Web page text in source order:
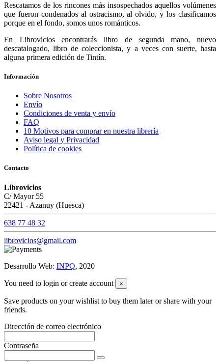
Rescatamos de los rincones más insospechados aquellos volúmenes
que fueron condenados al ostracismo, al olvido, y los clasificamos
porque en el fondo, somos unos románticos.
En Librovicios encontrarás libro de segunda mano, nuevo
descatalogado, libro de coleccionista, y a veces con suerte, hasta
alguna primera edición de Tintín.
Información
Sobre Nosotros
Envío
Condiciones de venta y envío
FAQ
10 Motivos para comprar en nuestra librería
Aviso legal y Privacidad
Política de cookies
Contacto
Librovicios
C/ Mayor 55
22421 - Azanuy (Huesca)
638 77 48 32
librovicios@gmail.com
Desarrollo Web: INPQ, 2020
You need to login or create account ×
Save products on your wishlist to buy them later or share with your
friends.
Dirección de correo electrónico
Contraseña